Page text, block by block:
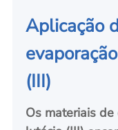
Aplicação
(III)
Os materiais